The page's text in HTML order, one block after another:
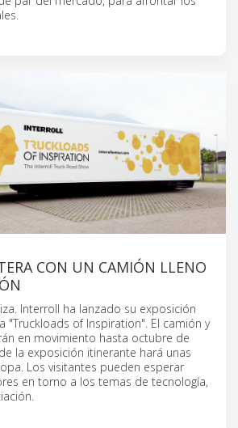
CON UN CAMIÓN LLENO
Interroll ha lanzado su exposición
"Truckloads of Inspiration". El camión y
en movimiento hasta octubre de
la exposición itinerante hará unas
Los visitantes pueden esperar
en torno a los temas de tecnología,